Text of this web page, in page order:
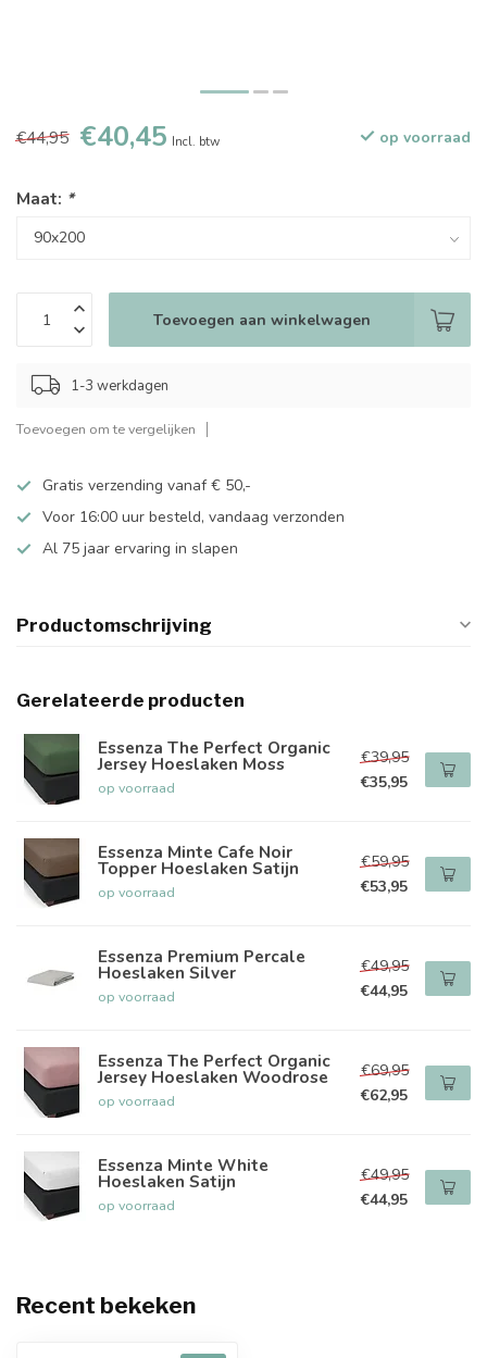
€44,95 €40,45 Incl. btw op voorraad
Maat: *
Toevoegen aan winkelwagen
1-3 werkdagen
Toevoegen om te vergelijken
Gratis verzending vanaf € 50,-
Voor 16:00 uur besteld, vandaag verzonden
Al 75 jaar ervaring in slapen
Productomschrijving
Gerelateerde producten
Essenza The Perfect Organic
Jersey Hoeslaken Moss
op voorraad
€39,95
€35,95
Essenza Minte Cafe Noir
Topper Hoeslaken Satijn
op voorraad
€59,95
€53,95
Essenza Premium Percale
Hoeslaken Silver
op voorraad
€49,95
€44,95
Essenza The Perfect Organic
Jersey Hoeslaken Woodrose
op voorraad
€69,95
€62,95
Essenza Minte White
Hoeslaken Satijn
op voorraad
€49,95
€44,95
Recent bekeken